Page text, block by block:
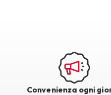
Convenienza ogni